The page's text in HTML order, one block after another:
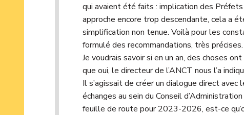
qui avaient été faits : implication des
approche encore trop descendante, cela a
simplification non tenue. Voilà pour les
formulé des recommandations, très précises.
Je voudrais savoir si en un an, des choses
que oui, le directeur de l’ANCT nous l’a
Il s’agissait de créer un dialogue direct
échanges au sein du Conseil
feuille de route pour 2023-2026, est-ce